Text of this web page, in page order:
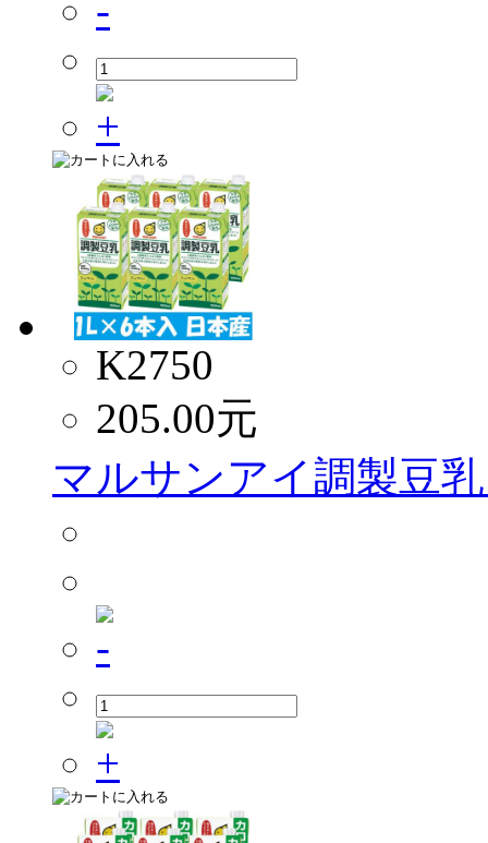
K2750
205.00元
マルサンアイ調製豆